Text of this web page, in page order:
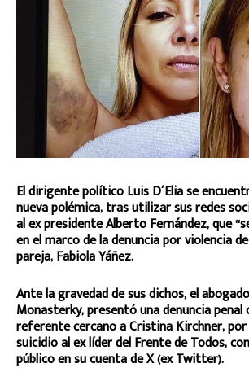
El dirigente político Luis D´Elia se
nueva polémica, tras utilizar sus redes
al ex presidente Alberto Fernández, que
en el marco de la denuncia por violencia
pareja, Fabiola Yáñez.
Ante la gravedad de sus dichos, el
Monasterky, presentó una denuncia
referente cercano a Cristina Kirchner,
suicidio al ex líder del Frente de Todos,
público en su cuenta de X (ex Twitter).